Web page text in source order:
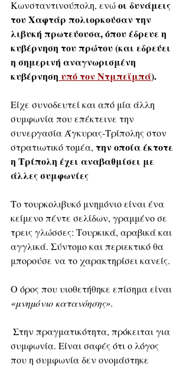
Κωνσταντινούπολη, ενώ οι δυνάμεις
του Χαφτάρ πολιορκούσαν την
λιβυκή πρωτεύουσα, όπου έδρευε η
κυβέρνηση του πρώτου (και εδρεύει
η σημερινή αναγνωρισμένη
κυβέρνηση υπό τον Ντμπεϊμπά).
Είχε συνοδευτεί και από μία άλλη
συμφωνία που επέκτεινε την
συνεργασία Άγκυρας-Τρίπολης στον
στρατιωτικό τομέα, την οποία έκτοτε
η Τρίπολη έχει αναβαθμίσει με
άλλες συμφωνίες
Το τουρκολιβυκό μνημόνιο είναι ένα
κείμενο πέντε σελίδων, γραμμένο σε
τρεις γλώσσες: Τουρκικά, αραβικά και
αγγλικά. Σύντομο και περιεκτικό θα
μπορούσε να το χαρακτηρίσει κανείς.
Ο όρος που υιοθετήθηκε επίσημα είναι
«μνημόνιο κατανόησης».
συμφωνία. Είναι σαφές ότι ο λόγος
που η συμφωνία δεν ονομάστηκε